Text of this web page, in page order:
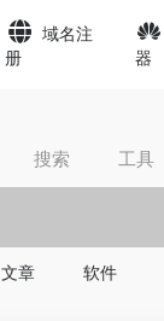
域名注
册
器
搜索 工具
文章 软件